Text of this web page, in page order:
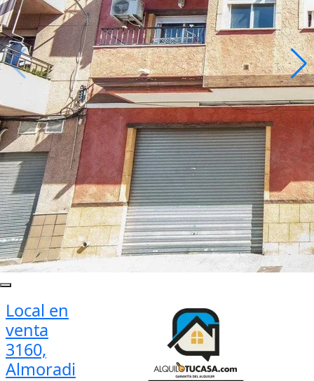
Local en
venta
3160,
Almoradi